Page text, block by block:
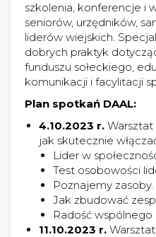
szkolenia, konferencje i
seniorów, urzędników,
liderów wiejskich.
dobrych praktyk
funduszu sołeckiego,
komunikacji i facylitacji
Plan spotkań DAAL:
4.10.2023 r. Warsztat
jak skutecznie
Lider w
Test osobowości
Poznajemy zasoby.
Jak zbudować
Radość wspólnego
11.10.2023 r. Warsztat